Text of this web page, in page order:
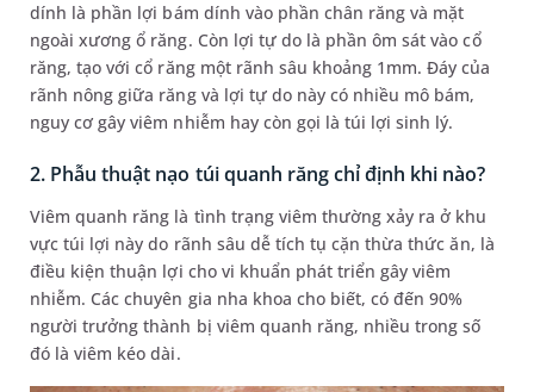
dính là phần lợi bám dính vào phần chân răng và mặt
ngoài xương ổ răng. Còn lợi tự do là phần ôm sát vào cổ
răng, tạo với cổ răng một rãnh sâu khoảng 1mm. Đáy của
rãnh nông giữa răng và lợi tự do này có nhiều mô bám,
nguy cơ gây viêm nhiễm hay còn gọi là túi lợi sinh lý.
2. Phẫu thuật nạo túi quanh răng chỉ định khi nào?
Viêm quanh răng là tình trạng viêm thường xảy ra ở khu
vực túi lợi này do rãnh sâu dễ tích tụ cặn thừa thức ăn, là
điều kiện thuận lợi cho vi khuẩn phát triển gây viêm
nhiễm. Các chuyên gia nha khoa cho biết, có đến 90%
người trưởng thành bị viêm quanh răng, nhiều trong số
đó là viêm kéo dài.